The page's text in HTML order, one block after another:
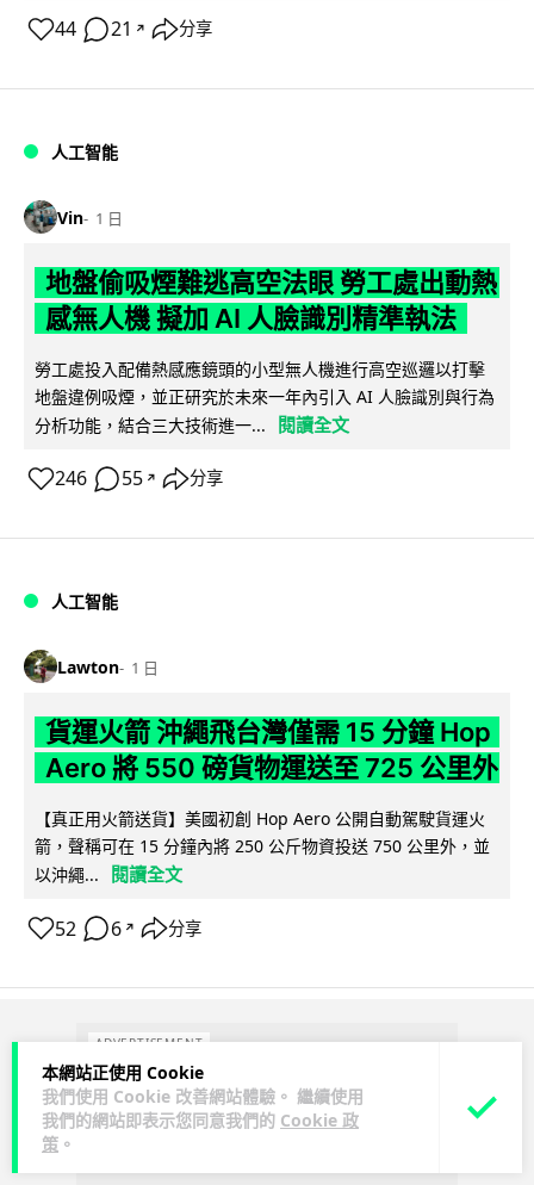
本網站正使用 Cookie
我們使用 Cookie 改善網站體驗。 繼續使用
我們的網站即表示您同意我們的 Cookie 政
策 。
44 21 ↗ 分享
人工智能
Vin 1 日
地盤偷吸煙難逃高空法眼 勞工處出動熱
感無人機 擬加 AI 人臉識別精準執法
勞工處投入配備熱感應鏡頭的小型無人機進行高空巡邏以打擊
地盤違例吸煙，並正研究於未來一年內引入 AI 人臉識別與行為
分析功能，結合三大技術進一...
閱讀全文
246 55 ↗ 分享
人工智能
Lawton 1 日
貨運火箭 沖繩飛台灣僅需 15 分鐘 Hop
Aero 將 550 磅貨物運送至 725 公里外
【真正用火箭送貨】美國初創 Hop Aero 公開自動駕駛貨運火
箭，聲稱可在 15 分鐘內將 250 公斤物資投送 750 公里外，並
以沖繩...
閱讀全文
52 6 ↗ 分享
ADVERTISEMENT